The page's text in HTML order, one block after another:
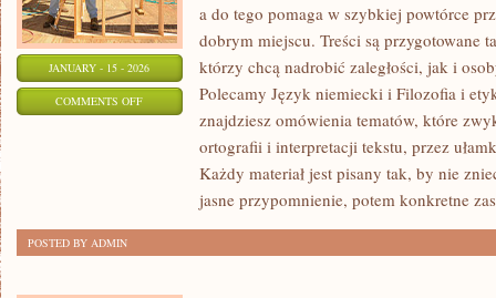
JANUARY - 15 - 2026
COMMENTS OFFON
a do tego pomaga w szybkiej powtórce
dobrym miejscu. Treści są przygotowane
którzy chcą nadrobić zaległości, jak i
Polecamy Język niemiecki i Filozofia i
znajdziesz omówienia tematów, które
ortografii i interpretacji tekstu, przez
Każdy materiał jest pisany tak, by nie
jasne przypomnienie, potem konkretne
POSTED BY ADMIN